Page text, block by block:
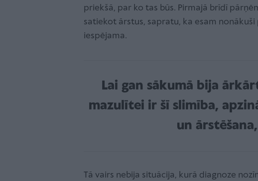
priekšā, par ko tas būs. Pirmajā brīdī
satiekot ārstus, sapratu, ka esam
iespējama.
Lai gan sākumā bija
mazulītei ir šī slimība,
un
Tā vairs nebija situācija, kurā diagnoze